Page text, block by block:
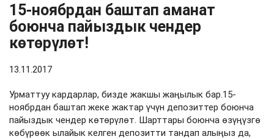
15-ноябрдан баштап аманат
боюнча пайыздык чендер
көтөрүлөт!
13.11.2017
Урматтуу кардарлар, бизде жакшы жаңылык бар.15-
ноябрдан баштап жеке жактар үчүн депозиттер боюнча
пайыздык чендер көтөрүлөт. Шарттары боюнча өзүңүзгө
көбүрөөк ылайык келген депозитти тандап алыңыз да,